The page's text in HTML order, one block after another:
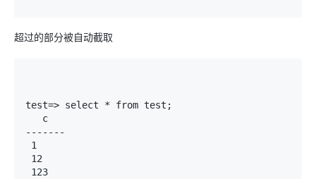
超过的部分被自动截取
test=> select * from test;
   c
-------
1
12
123